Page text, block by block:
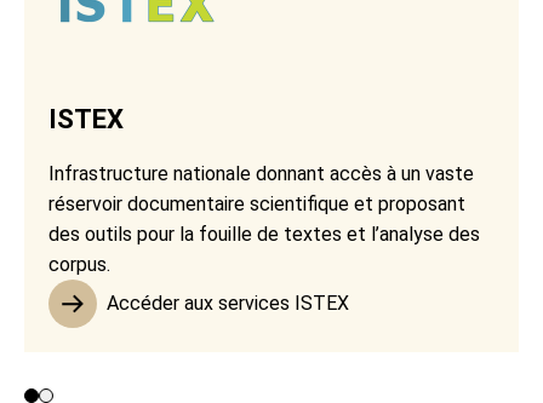
ISTEX
Infrastructure nationale donnant accès à un vaste
réservoir documentaire scientifique et proposant
des outils pour la fouille de textes et l’analyse des
corpus.
Accéder aux services ISTEX